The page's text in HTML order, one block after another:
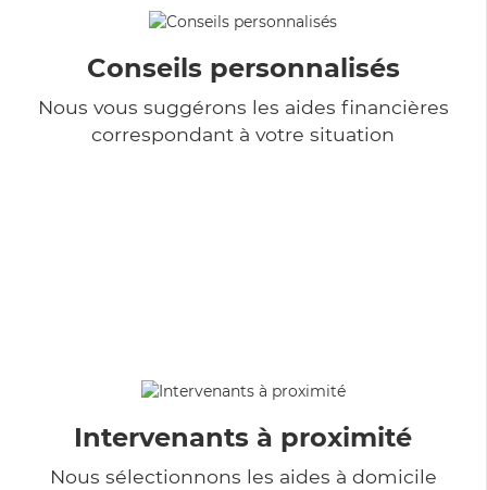
Conseils personnalisés
Nous vous suggérons les aides financières
correspondant à votre situation
Intervenants à proximité
Nous sélectionnons les aides à domicile